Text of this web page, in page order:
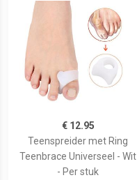
€ 12.95
Teenspreider met Ring
Teenbrace Universeel - Wit
- Per stuk